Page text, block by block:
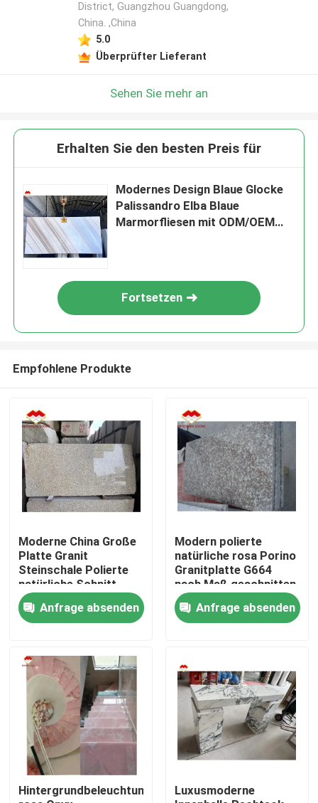
Nach Hause
Über uns
Kontakte
District, Guangzhou Guangdong,
China. ,China
5.0
Überprüfter Lieferant
Sehen Sie mehr an
Erhalten Sie den besten Preis für
Modernes Design Blaue Glocke
Palissandro Elba Blaue
Marmorfliesen mit ODM/OEM
Fortsetzen
Empfohlene Produkte
Moderne China Große
Platte Granit
Steinschale Polierte
natürliche Schnitt
nach Größe
Chinesische rosa
Porno Rosa Granit
Anfrage absenden
Modern polierte
natürliche rosa Porino
Granitplatte G664
nach Maß geschnitten
China rosa Porno Rosa
PreiseAnfrage absenden
Hintergrundbeleuchtung
Luxusmoderne